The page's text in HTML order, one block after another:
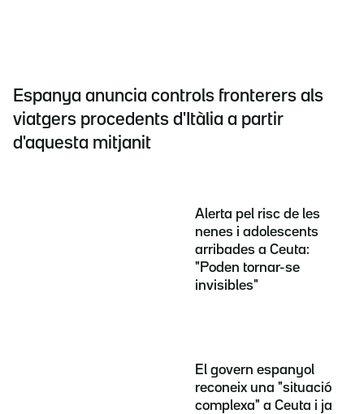
Espanya anuncia controls fronterers als
viatgers procedents d'Itàlia a partir
d'aquesta mitjanit
Alerta pel risc de les
nenes i adolescents
arribades a Ceuta:
"Poden tornar-se
invisibles"
El govern espanyol
reconeix una "situació
complexa" a Ceuta i ja